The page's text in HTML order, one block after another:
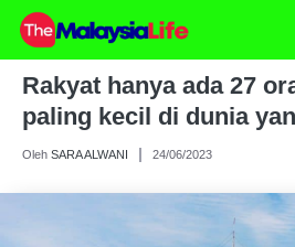
Skip
content
Rakyat hanya ada 27
paling kecil di dunia
Oleh SARA ALWANI 24/06/2023